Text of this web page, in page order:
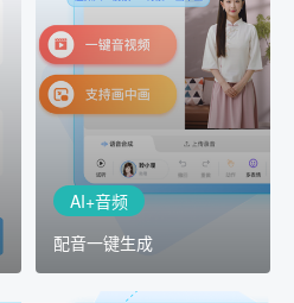
AI+音频
配音一键生成
配音一键生成
AI+音频：基于全球领先的
TTS能力打造的AI音频制作
工具，输入文本、选择发
音人即可一键生成专业音